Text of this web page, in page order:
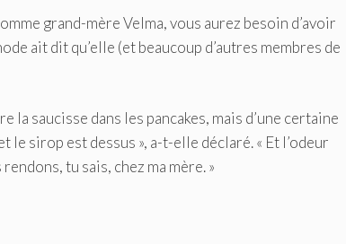
grand-mère Velma, vous aurez besoin d’avoir
ait dit qu’elle (et beaucoup d’autres membres de
saucisse dans les pancakes, mais d’une certaine
le sirop est dessus », a-t-elle déclaré. « Et l’odeur
tu sais, chez ma mère. »